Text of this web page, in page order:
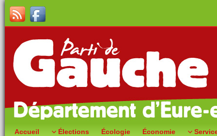
Accueil Élections Écologie Économie